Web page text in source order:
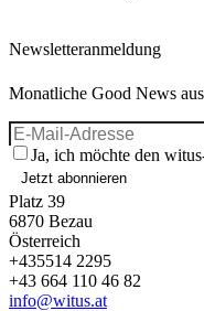
Newsletteranmeldung
Monatliche Good News
Ja, ich möchte den
Jetzt abonnieren
Platz 39
6870 Bezau
Österreich
+435514 2295
+43 664 110 46 82
info@witus.at